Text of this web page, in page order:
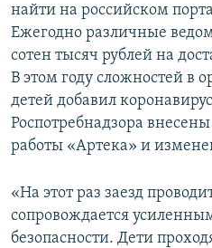
найти на российском
Ежегодно различные
сотен тысяч рублей на
В этом году сложностей в
детей добавил
Роспотребнадзора
работы «Артека» и
«На этот раз заезд
сопровождается
безопасности. Дети